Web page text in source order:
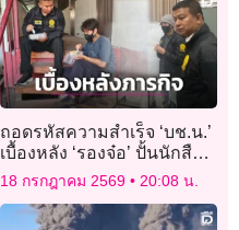
ถอดรหัสความสำเร็จ ‘บช.น.’
เบื้องหลัง ‘รองจ๋อ’ ปั้นนักสืบ
รุ่นใหม่ลุยสางคดี
18 กรกฎาคม 2569 20:08 น.